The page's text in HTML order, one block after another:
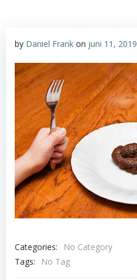
by Daniel Frank on juni 11, 2019
Categories:
No Category
Tags:
No Tag